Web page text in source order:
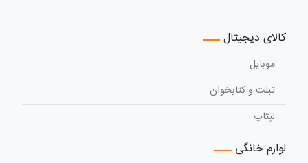
کالای دیجیتال
موبایل
تبلت و کتابخوان
لپتاپ
لوازم خانگی